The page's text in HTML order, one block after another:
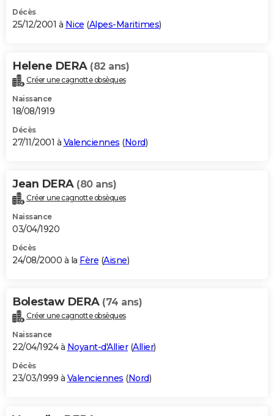
Décès
25/12/2001 à Nice (Alpes-Maritimes)
Helene DERA (82 ans)
Créer une cagnotte obsèques
Naissance
18/08/1919
Décès
27/11/2001 à Valenciennes (Nord)
Jean DERA (80 ans)
Créer une cagnotte obsèques
Naissance
03/04/1920
Décès
24/08/2000 à la Fère (Aisne)
Bolestaw DERA (74 ans)
Créer une cagnotte obsèques
Naissance
22/04/1924 à Noyant-d'Allier(Allier)
Décès
23/03/1999 à Valenciennes (Nord)